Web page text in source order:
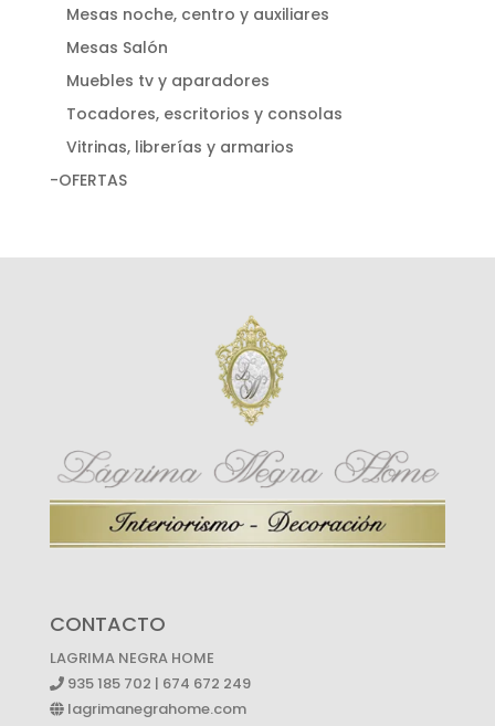
Mesas noche, centro y auxiliares
Mesas Salón
Muebles tv y aparadores
Tocadores, escritorios y consolas
Vitrinas, librerías y armarios
-OFERTAS
CONTACTO
LAGRIMA NEGRA HOME
935 185 702 | 674 672 249
lagrimanegrahome.com